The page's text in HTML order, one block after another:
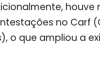
no Carf
o que ampliou a